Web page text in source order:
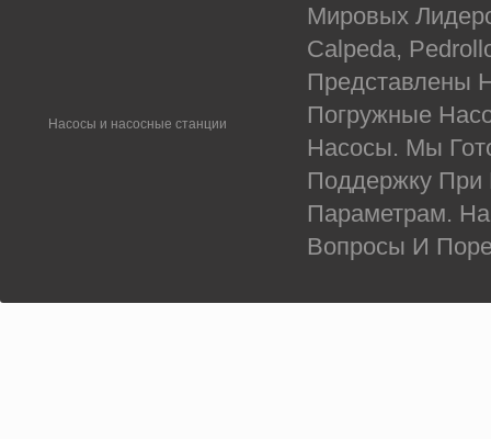
Насосы и насосные станции
Мировых
Calpeda,
Представлены
Погружные
Насосы. Мы
Поддержку
Параметрам.
Вопросы И